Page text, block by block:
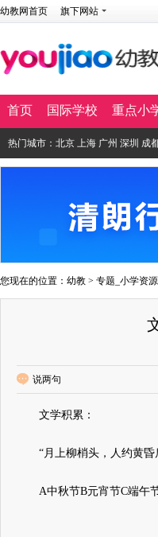
幼教网首页 旗下网站
首页 国际学校 重点小
热门城市： 北京 上海 广州 深圳 成
您现在的位置： 幼教 > 专题_小学资
说两句
文学积累：
“月上柳梢头，人约黄昏
A中秋节B元宵节C端午